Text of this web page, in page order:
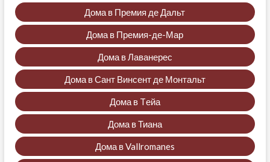
Дома в Премия де Дальт
Дома в Премия-де-Мар
Дома в Лаванерес
Дома в Сант Винсент де Монтальт
Дома в Tейа
Дома в Тиана
Дома в Vallromanes